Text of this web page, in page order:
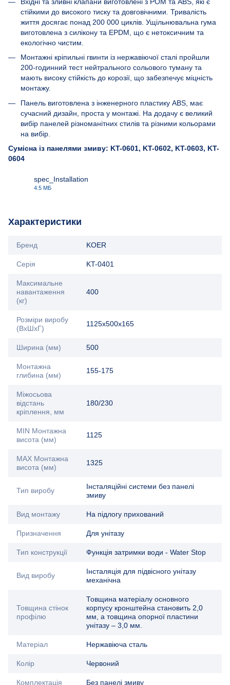
стійкими до високого тиску та довговічними. Тривалість
життя досягає понад 200 000 циклів. Ущільнювальна гума
виготовлена з силікону та EPDM, що є нетоксичним та
екологічно чистим.
Монтажні кріпильні гвинти із нержавіючої сталі пройшли
200-годинний тест нейтрального сольового туману та
мають високу стійкість до корозії, що забезпечує міцність
монтажу.
Панель виготовлена з інженерного пластику ABS, має
сучасний дизайн, проста у монтажі. На додачу є великий
вибір панелей різноманітних стилів та різними кольорами
на вибір.
Сумісна із панелями змиву: KT-0601, KT-0602, KT-0603, KT-
0604
spec_Installation
4.5 МБ
Характеристики
Бренд KOER
Серія KT-0401
Максимальне
навантаження
(кг)
400
Розміри виробу
(ВхШхГ)
1125х500x165
Ширина (мм) 500
Монтажна
глибина (мм)
155-175
Міжосьова
відстань
кріплення, мм
180/230
MIN Монтажна
висота (мм)
1125
MAX Монтажна
висота (мм)
1325
Тип виробу
Інсталяційні системи без панелі
змиву
Вид монтажу На підлогу прихований
Призначення Для унітазу
Тип конструкції Функція затримки води - Water Stop
Вид виробу
Інсталяція для підвісного унітазу
механічна
Товщина стінок
профілю
Товщина матеріалу основного
корпусу кронштейна становить 2,0
мм, а товщина опорної пластини
унітазу – 3,0 мм.
Матеріал Нержавіюча сталь
Колір Червоний
Комплектація Без панелі змиву